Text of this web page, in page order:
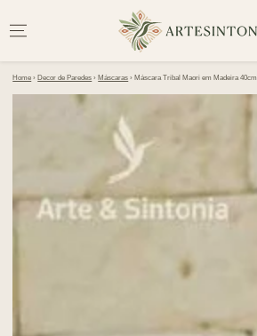
CONTEÚDO
Home › Decor de Paredes › Máscaras › Máscara Tribal Maori em Madeira 40cm
PULAR PARA
INFORMAÇÕES DO